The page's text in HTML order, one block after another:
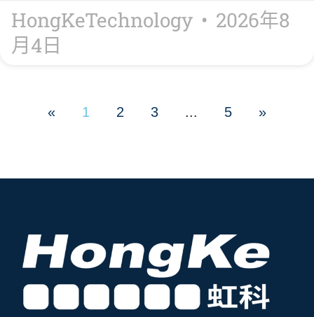
HongKeTechnology
2026年8
月4日
« 1 2 3 ... 5 »